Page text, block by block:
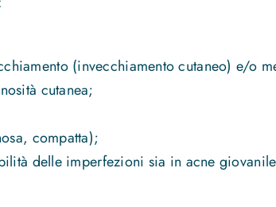
(invecchiamento cutaneo) e/o
cutanea;
compatta);
delle imperfezioni sia in acne